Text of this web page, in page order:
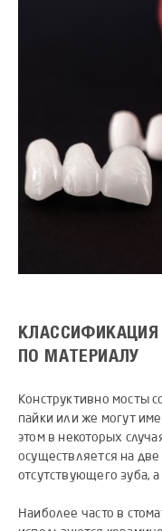
ПО МАТЕРИАЛУ
Конструктивно мосты
пайки или же могут
этом в некоторых
осуществляется на
отсутствующего зуба,
Наиболее часто в